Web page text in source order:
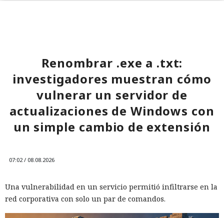
Renombrar .exe a .txt:
investigadores muestran cómo
vulnerar un servidor de
actualizaciones de Windows con
un simple cambio de extensión
07:02 / 08.08.2026
Una vulnerabilidad en un servicio permitió infiltrarse en la
red corporativa con solo un par de comandos.